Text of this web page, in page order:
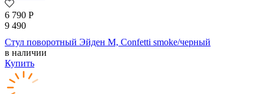
6 790 Р
9 490
Стул поворотный Эйден М, Confetti smoke/черный
в наличии
Купить